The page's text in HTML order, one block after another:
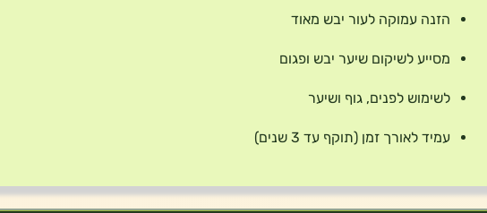
הזנה עמוקה לעור יבש מאוד
מסייע לשיקום שיער יבש ופגום
לשימוש לפנים, גוף ושיער
עמיד לאורך זמן (תוקף עד 3 שנים)